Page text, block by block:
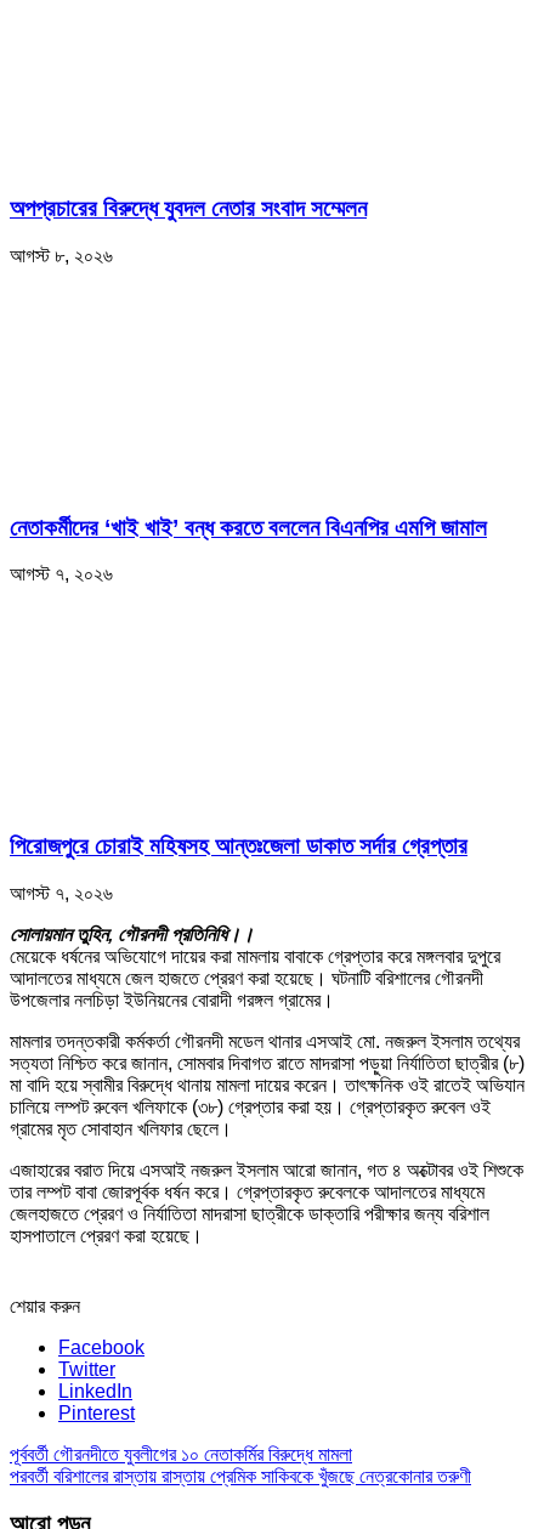
অপপ্রচারের বিরুদ্ধে যুবদল নেতার সংবাদ সম্মেলন
আগস্ট ৮, ২০২৬
নেতাকর্মীদের ‘খাই খাই’ বন্ধ করতে বললেন বিএনপির এমপি জামাল
আগস্ট ৭, ২০২৬
পিরোজপুরে চোরাই মহিষসহ আন্তঃজেলা ডাকাত সর্দার গ্রেপ্তার
আগস্ট ৭, ২০২৬
সোলায়মান তুহিন, গৌরনদী প্রতিনিধি।।
মেয়েকে ধর্ষনের অভিযোগে দায়ের করা মামলায় বাবাকে গ্রেপ্তার করে মঙ্গলবার দুপুরে
আদালতের মাধ্যমে জেল হাজতে প্রেরণ করা হয়েছে। ঘটনাটি বরিশালের গৌরনদী
উপজেলার নলচিড়া ইউনিয়নের বোরাদী গরঙ্গল গ্রামের।
মামলার তদন্তকারী কর্মকর্তা গৌরনদী মডেল থানার এসআই মো. নজরুল ইসলাম তথ্যের
সত্যতা নিশ্চিত করে জানান, সোমবার দিবাগত রাতে মাদরাসা পড়ুয়া নির্যাতিতা ছাত্রীর (৮)
মা বাদি হয়ে স্বামীর বিরুদ্ধে থানায় মামলা দায়ের করেন। তাৎক্ষনিক ওই রাতেই অভিযান
চালিয়ে লম্পট রুবেল খলিফাকে (৩৮) গ্রেপ্তার করা হয়। গ্রেপ্তারকৃত রুবেল ওই
গ্রামের মৃত সোবাহান খলিফার ছেলে।
এজাহারের বরাত দিয়ে এসআই নজরুল ইসলাম আরো জানান, গত ৪ অক্টোবর ওই শিশুকে
তার লম্পট বাবা জোরপূর্বক ধর্ষন করে। গ্রেপ্তারকৃত রুবেলকে আদালতের মাধ্যমে
জেলহাজতে প্রেরণ ও নির্যাতিতা মাদরাসা ছাত্রীকে ডাক্তারি পরীক্ষার জন্য বরিশাল
হাসপাতালে প্রেরণ করা হয়েছে।
শেয়ার করুন
Facebook
Twitter
LinkedIn
Pinterest
পূর্ববর্তী গৌরনদীতে যুবলীগের ১০ নেতাকর্মির বিরুদ্ধে মামলা
পরবর্তী বরিশালের রাস্তায় রাস্তায় প্রেমিক সাকিবকে খুঁজছে নেত্রকোনার তরুণী
আরো পড়ুন